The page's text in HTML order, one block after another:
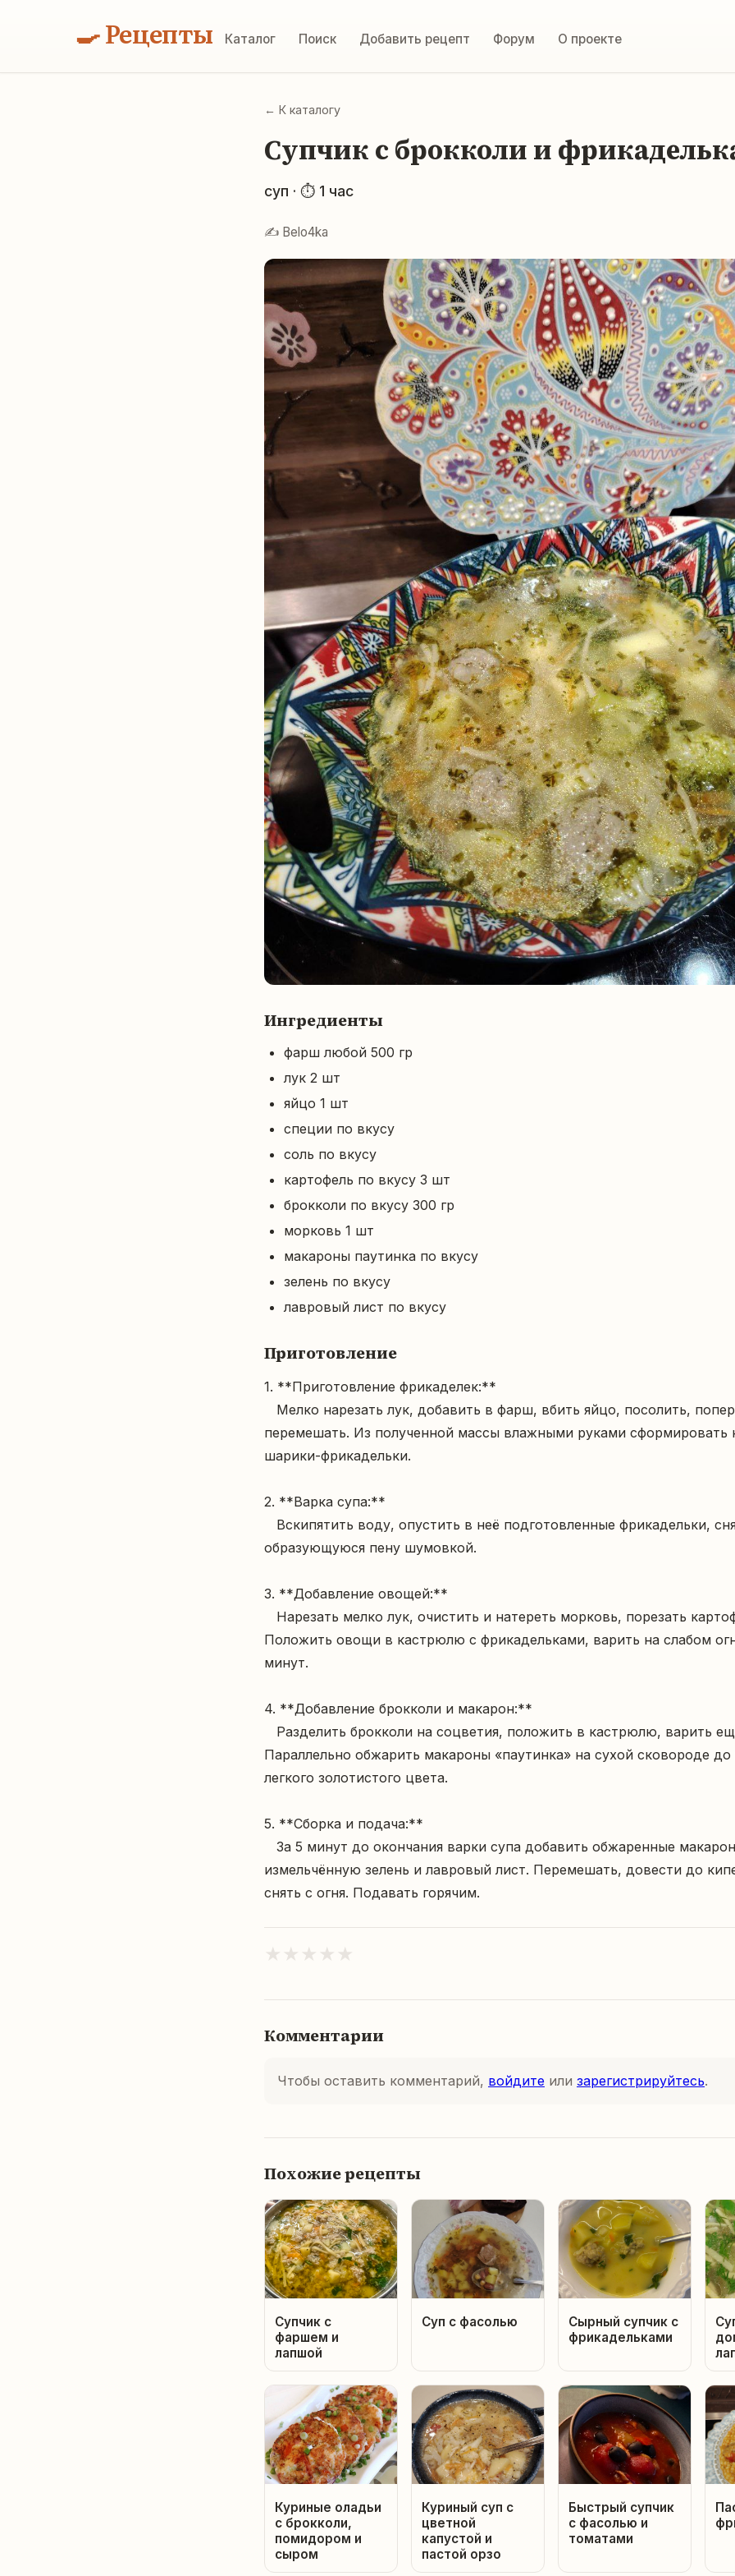
🍳 Рецепты Каталог Поиск Добавить рецепт Форум О проекте
← К каталогу
Супчик с брокколи и
суп · ⏱ 1 час
✍️ Belo4ka
Ингредиенты
фарш любой 500 гр
лук 2 шт
яйцо 1 шт
специи по вкусу
соль по вкусу
картофель по вкусу 3 шт
брокколи по вкусу 300 гр
морковь 1 шт
макароны паутинка по вкусу
зелень по вкусу
лавровый лист по вкусу
Приготовление
1. **Приготовление фрикаделек:**
перемешать. Из полученной массы влажными руками сформировать
шарики-фрикадельки.
2. **Варка супа:**
образующуюся пену шумовкой.
3. **Добавление овощей:**
Положить овощи в кастрюлю с фрикадельками, варить на слабом
минут.
4. **Добавление брокколи и макарон:**
Параллельно обжарить макароны «паутинка» на сухой сковороде до
легкого золотистого цвета.
5. **Сборка и подача:**
измельчённую зелень и лавровый лист. Перемешать, довести до
снять с огня. Подавать горячим.
★ ★ ★ ★ ★
Комментарии
Чтобы оставить комментарий, войдите или зарегистрируйтесь.
Похожие рецепты
Супчик с
фаршем и
лапшой
Суп с фасолью
Сырный супчик с
фрикадельками
Куриные оладьи
с брокколи,
помидором и
сыром
Куриный суп с
цветной
капустой и
пастой орзо
Быстрый супчик
с фасолью и
томатами